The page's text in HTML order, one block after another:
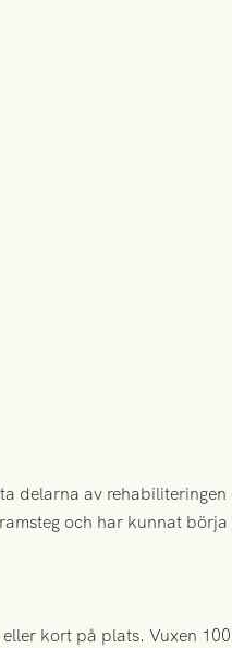
delarna av rehabiliteringen
och har kunnat
kort på plats. Vuxen